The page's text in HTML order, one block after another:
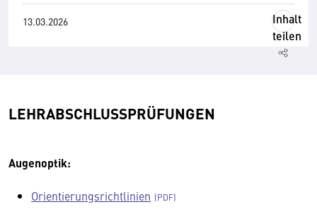
13.03.2026
Inhalt
teilen
LEHRABSCHLUSSPRÜFUNGEN
Augenoptik:
Orientierungsrichtlinien